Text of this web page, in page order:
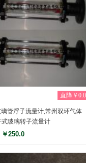
直降￥0.0
璃管浮子流量计,常州双环气体
式玻璃转子流量计
￥250.0